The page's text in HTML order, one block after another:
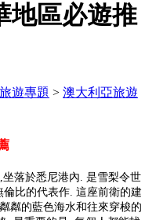
地區必遊推
遊專題 > 澳大利亞旅遊
落於悉尼港內. 是雪梨令世
比的代表作. 這座前衛的建
粼的藍色海水和往來穿梭的